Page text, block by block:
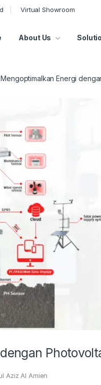
Virtual Showroom
About Us
Mengoptimalkan Energi
Aziz Al Amien